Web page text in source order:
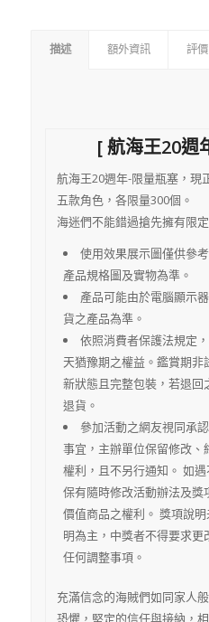
描述 額外資訊 評
[ 航海王20週
航海王20週年-限量瓶塞，現
五款角色，各限量300個。
海迷們不能錯過搶先擁有限
使用效果展示圖僅供參
產品規格圖及實物為準。
產品可能由於電腦顯示
貨之產品為準。
依照消費者保護法規定
天猶豫期之權益。鑑賞期
新狀態且完整包裝，若退
退貨。
參加活動之網友視同承
事宜，主辦單位保留修改、
權利，且不另行通知。 如
保有隨時修改活動辦法及
價值商品之權利。 獎項說
明為主，中獎者不得要求
任何調整事項。
充滿信念的海賊們如同家人
恐懼，堅定的信任與接納，